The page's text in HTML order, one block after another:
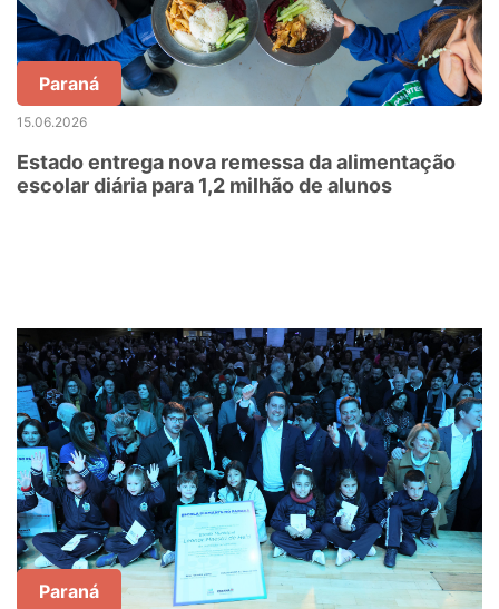
Paraná
15.06.2026
Estado entrega nova remessa da alimentação
escolar diária para 1,2 milhão de alunos
Paraná